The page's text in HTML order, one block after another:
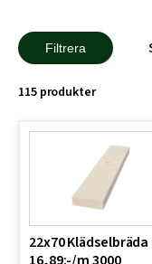
Filtrera
115 produkter
22x70 Klädselbräda